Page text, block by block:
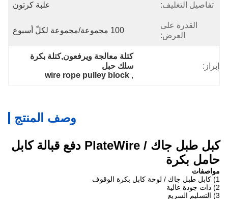
تفاصيل التغليف: علبة كرتون
القدرة على
العرض:
100 مجموعة/مجموعة لكلّ أسبوع
إبراز:
كتلة معالجة ويرفعون,كتلة بكرة
سلك حبل
,
wire rope pulley block
وصف المنتج
كبل طبل جاك / PlateWire دفع قبالة كابل
حامل بكرة
مواصفات